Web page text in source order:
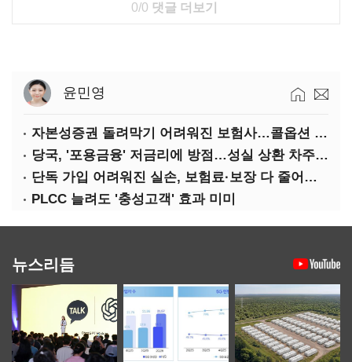
0/0 댓글 더보기
윤민영
자본성증권 돌려막기 어려워진 보험사…콜옵션 부담 급증
당국, '포용금융' 저금리에 방점…성실 상환 차주는 '역차별'
단독 가입 어려워진 실손, 보험료·보장 다 줄어든 5세대는?
PLCC 늘려도 '충성고객' 효과 미미
뉴스리듬